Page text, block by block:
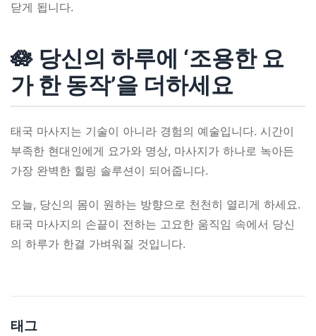
닫게 됩니다.
🪷 당신의 하루에 ‘조용한 요
가 한 동작’을 더하세요
태국 마사지는 기술이 아니라 경험의 예술입니다. 시간이
부족한 현대인에게 요가와 명상, 마사지가 하나로 녹아든
가장 완벽한 힐링 솔루션이 되어줍니다.
오늘, 당신의 몸이 원하는 방향으로 천천히 열리게 하세요.
태국 마사지의 손끝이 전하는 고요한 움직임 속에서 당신
의 하루가 한결 가벼워질 것입니다.
태그